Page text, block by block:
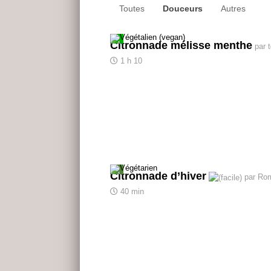
Toutes Douceurs Autres
Citronnade mélisse menthe par
1 h 10
Citronnade d’hiver
par
40 min